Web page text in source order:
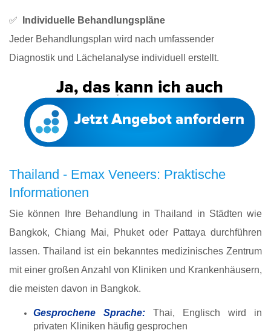
✅
Individuelle Behandlungspläne
Jeder Behandlungsplan wird nach umfassender
Diagnostik und Lächelanalyse individuell erstellt.
Thailand - Emax Veneers: Praktische
Informationen
Sie können Ihre Behandlung in Thailand in Städten wie
Bangkok, Chiang Mai, Phuket oder Pattaya durchführen
lassen. Thailand ist ein bekanntes medizinisches Zentrum
mit einer großen Anzahl von Kliniken und Krankenhäusern,
die meisten davon in Bangkok.
Gesprochene Sprache: Thai, Englisch wird in
privaten Kliniken häufig gesprochen